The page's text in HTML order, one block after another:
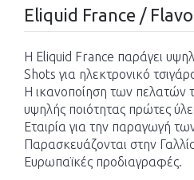
Eliquid France /
H Eliquid France παράγει
Shots για ηλεκτρονικό
Η ικανοποίηση των πελατών
υψηλής ποιότητας πρώτες
Εταιρία για την παραγωγή
Παρασκευάζονται στην
Ευρωπαϊκές προδιαγραφές.